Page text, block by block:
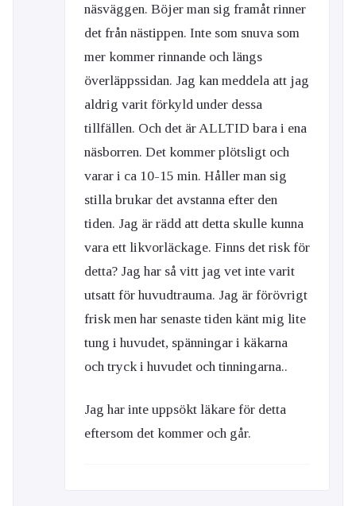
näsväggen. Böjer man sig framåt rinner
det från nästippen. Inte som snuva som
mer kommer rinnande och längs
överläppssidan. Jag kan meddela att jag
aldrig varit förkyld under dessa
tillfällen. Och det är ALLTID bara i ena
näsborren. Det kommer plötsligt och
varar i ca 10-15 min. Håller man sig
stilla brukar det avstanna efter den
tiden. Jag är rädd att detta skulle kunna
vara ett likvorläckage. Finns det risk för
detta? Jag har så vitt jag vet inte varit
utsatt för huvudtrauma. Jag är förövrigt
frisk men har senaste tiden känt mig lite
tung i huvudet, spänningar i käkarna
och tryck i huvudet och tinningarna..
Jag har inte uppsökt läkare för detta
eftersom det kommer och går.